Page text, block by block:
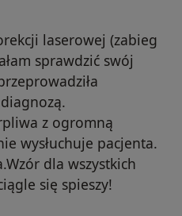
laserowej (zabieg
sprawdzić swój
z ogromną
wysłuchuje pacjenta.
dla wszystkich
się spieszy!